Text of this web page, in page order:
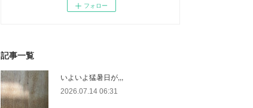
フォロー
記事一覧
いよいよ猛暑日が,,,
2026.07.14 06:31